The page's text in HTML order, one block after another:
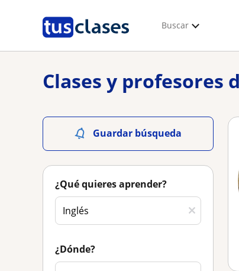
Buscar
Clases y profesores
Guardar búsqueda
¿Qué quieres aprender?
¿Dónde?